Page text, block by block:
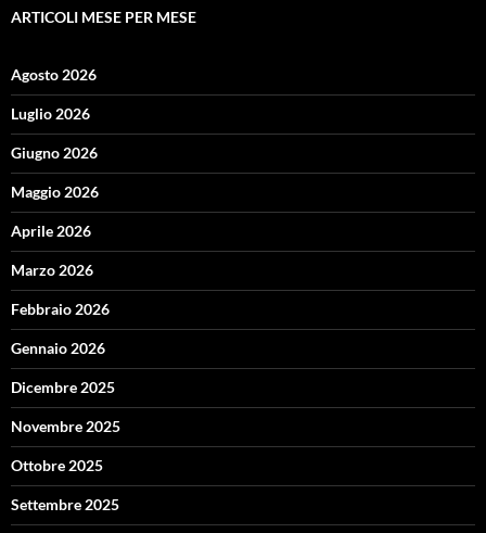
ARTICOLI MESE PER MESE
Agosto 2026
Luglio 2026
Giugno 2026
Maggio 2026
Aprile 2026
Marzo 2026
Febbraio 2026
Gennaio 2026
Dicembre 2025
Novembre 2025
Ottobre 2025
Settembre 2025